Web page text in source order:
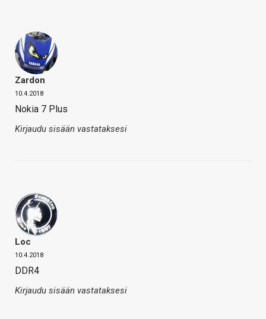
Zardon
10.4.2018
Nokia 7 Plus
Kirjaudu sisään vastataksesi
Loc
10.4.2018
DDR4
Kirjaudu sisään vastataksesi